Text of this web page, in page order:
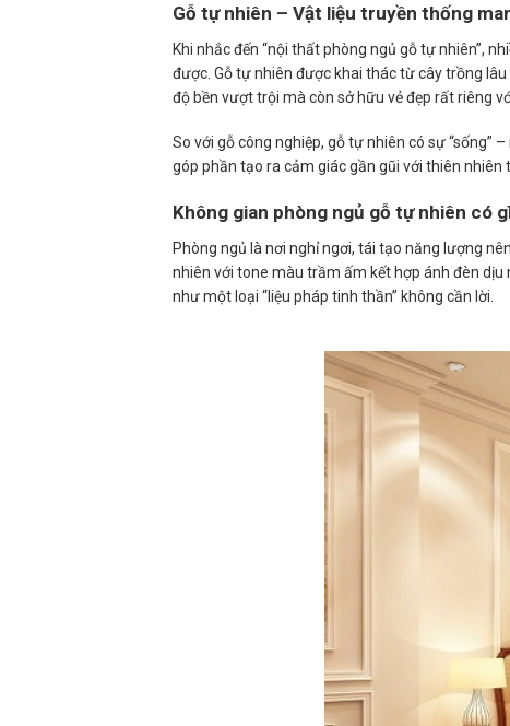
Gỗ tự nhiên – Vật liệu truyền thống
Khi nhắc đến “nội thất phòng ngủ gỗ tự nhiên”,
được. Gỗ tự nhiên được khai thác từ cây trồng
độ bền vượt trội mà còn sở hữu vẻ đẹp rất riêng
So với gỗ công nghiệp, gỗ tự nhiên có sự
góp phần tạo ra cảm giác gần gũi với thiên nhiên
Không gian phòng ngủ gỗ tự nhiên có
Phòng ngủ là nơi nghỉ ngơi, tái tạo năng lượng
nhiên với tone màu trầm ấm kết hợp ánh đèn dịu
như một loại “liệu pháp tinh thần” không cần lời.